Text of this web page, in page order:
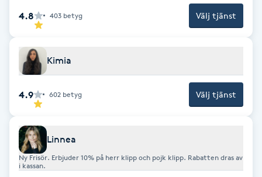
Föning
G
Gel naglar
Gelenaglar
Gellack
Gellack med förstärkning
4.8 403 betyg Välj tjänst
Kimia
4.9 602 betyg Välj tjänst
Linnea
Ny Frisör. Erbjuder 10% på herr klipp och pojk klipp. Rabatten dras av
i kassan.